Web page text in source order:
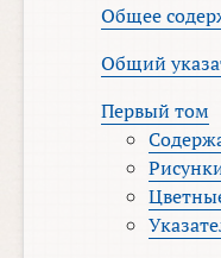
Общее
Общий
Первый том